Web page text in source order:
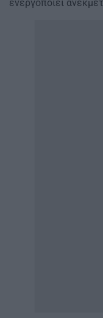
ενεργοποιεί